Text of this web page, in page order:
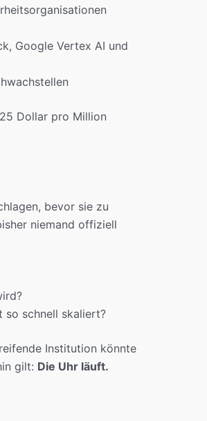
Google Vertex AI und
Dollar pro Million
bevor sie zu
niemand offiziell
so schnell skaliert?
Institution könnte
gilt: Die Uhr läuft.